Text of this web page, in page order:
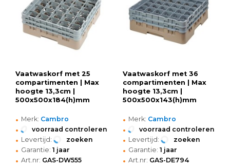
Vaatwaskorf met 25
compartimenten | Max
hoogte 13,3cm |
500x500x184(h)mm
• Merk: Cambro
• voorraad controleren
• Levertijd: zoeken
• Garantie: 1 jaar
• Art.nr: GAS-DW555
Vaatwaskorf met 36
compartimenten | Max
hoogte 13,3cm |
500x500x143(h)mm
• Merk: Cambro
• voorraad controleren
• Levertijd: zoeken
• Garantie: 1 jaar
• Art.nr: GAS-DE794